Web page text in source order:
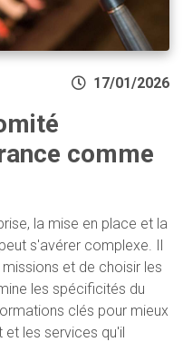
17/01/2026
comme
la mise en place et la
s'avérer complexe. Il
et de choisir les
les spécificités du
clés pour mieux
les services qu'il